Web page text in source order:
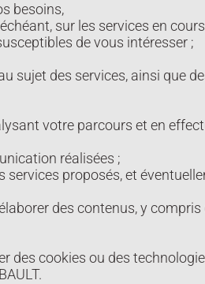
besoins,
sur les services en
de vous intéresser ;
sujet des services, ainsi que
votre parcours et en
réalisées ;
services proposés, et
des contenus, y
des cookies ou des